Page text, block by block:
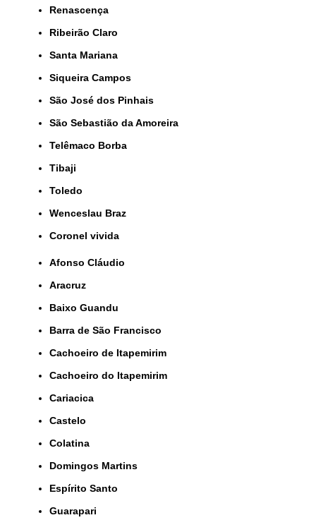
Renascença
Ribeirão Claro
Santa Mariana
Siqueira Campos
São José dos Pinhais
São Sebastião da Amoreira
Telêmaco Borba
Tibaji
Toledo
Wenceslau Braz
coronel vivida
Afonso Cláudio
Aracruz
Baixo Guandu
Barra de São Francisco
Cachoeiro de Itapemirim
Cachoeiro do Itapemirim
Cariacica
Castelo
Colatina
Domingos Martins
Espírito Santo
Guarapari